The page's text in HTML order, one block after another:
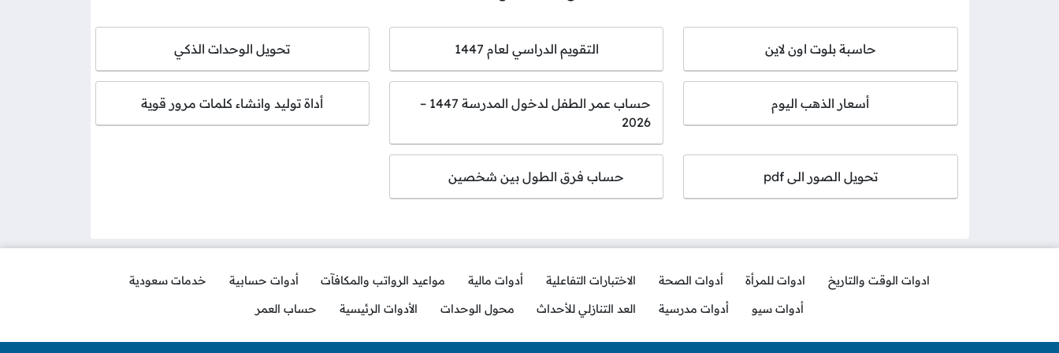
حاسبة بلوت اون لاين التقويم الدراسي لعام 1447 تحويل الوحدات الذكي
أسعار الذهب اليوم
حساب عمر الطفل لدخول المدرسة 1447 –
2026
أداة توليد وانشاء كلمات مرور قوية
تحويل الصور الى pdf حساب فرق الطول بين شخصين
ادوات الوقت والتاريخ ادوات للمرأة أدوات الصحة الاختبارات التفاعلية أدوات مالية مواعيد الرواتب والمكافآت أدوات حسابية
خدمات سعودية
أدوات سيو
أدوات مدرسية العد التنازلي للأحداث محول الوحدات الأدوات الرئيسية حساب العمر